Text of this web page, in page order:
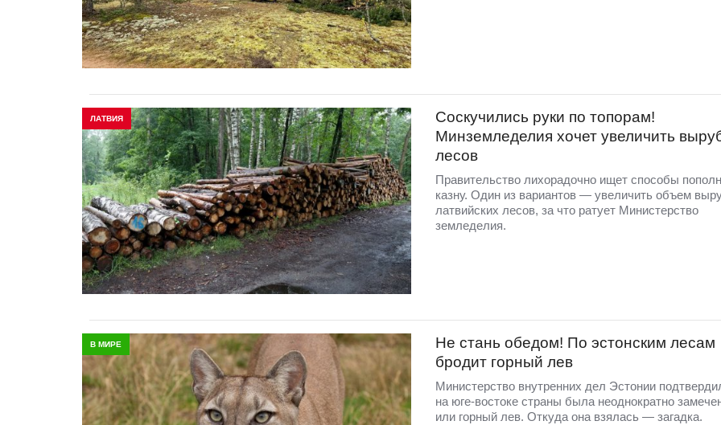
ЛАТВИЯ
Соскучились руки по топорам!
Минземледелия хочет увеличить
лесов
Правительство лихорадочно ищет способы
казну. Один из вариантов — увеличить объем
латвийских лесов, за что ратует Министерство
земледелия.
В МИРЕ
Не стань обедом! По эстонским лесам
бродит горный лев
Министерство внутренних дел Эстонии
на юге-востоке страны была неоднократно
или горный лев. Откуда она взялась — загадка.